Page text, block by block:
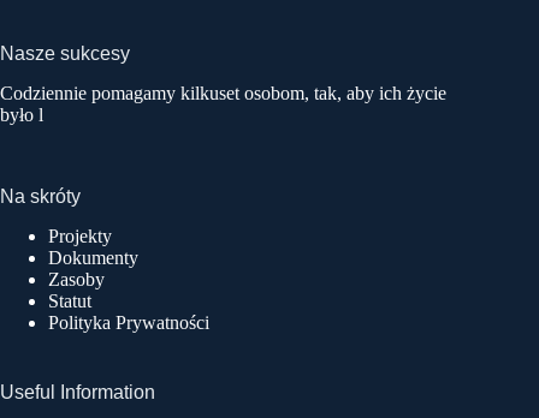
Nasze sukcesy
Codziennie pomagamy kilkuset osobom, tak, aby ich życie
było l
Na skróty
Projekty
Dokumenty
Zasoby
Statut
Polityka Prywatności
Useful Information